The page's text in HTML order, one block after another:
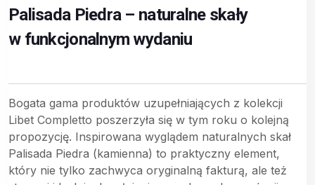
Palisada Piedra – naturalne skały
w funkcjonalnym wydaniu
Bogata gama produktów uzupełniających z kolekcji
Libet Completto poszerzyła się w tym roku o kolejną
propozycję. Inspirowana wyglądem naturalnych skał
Palisada Piedra (kamienna) to praktyczny element,
który nie tylko zachwyca oryginalną fakturą, ale też